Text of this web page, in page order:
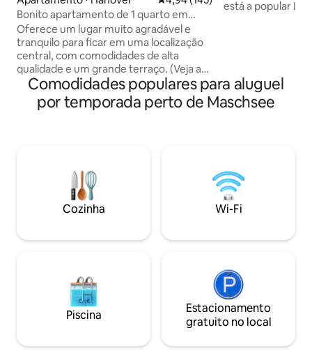
Bonito apartamento de 1 quarto em
localização central em Hannover
Oferece um lugar muito agradável e
tranquilo para ficar em uma localização
central, com comodidades de alta
qualidade e um grande terraço. (Veja as
fotos) Excelentes conexões de
transporte público. Também perto do
centro de exposições: Ost-Stadtbahn,
Wolfsburg e Bremen de forma rápida e
prática com a Regiobahn. O aeroporto
pode ser alcançado rapidamente pela S-
Bahn 5. 10% de desconto para reservas
para reservas superiores a 28 dias.
está a popular
TVs. O Wi-Fi
varanda. O
naturalmente,
Comodidades populares para aluguel
por temporada perto de Maschsee
Cozinha Wi-Fi
Piscina
Estacionamento
gratuito no local